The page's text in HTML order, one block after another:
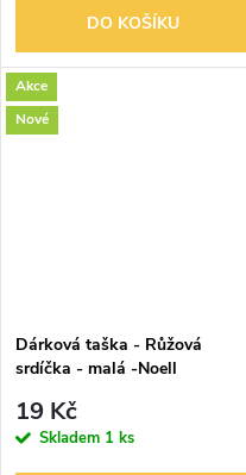
DO KOŠÍKU
Akce
Nové
Dárková taška - Růžová
srdíčka - malá -Noell
19 Kč
Skladem 1 ks